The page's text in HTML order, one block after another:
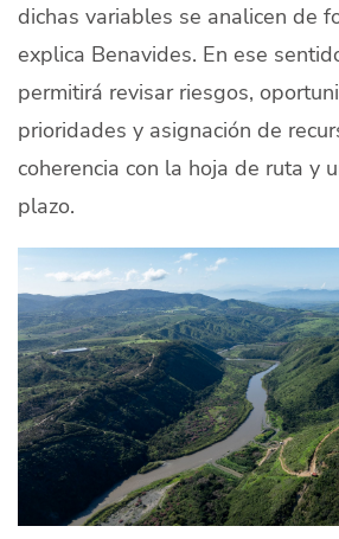
dichas variables se analicen de
explica Benavides. En ese
permitirá revisar riesgos,
prioridades y asignación de
coherencia con la hoja de ruta y
plazo.